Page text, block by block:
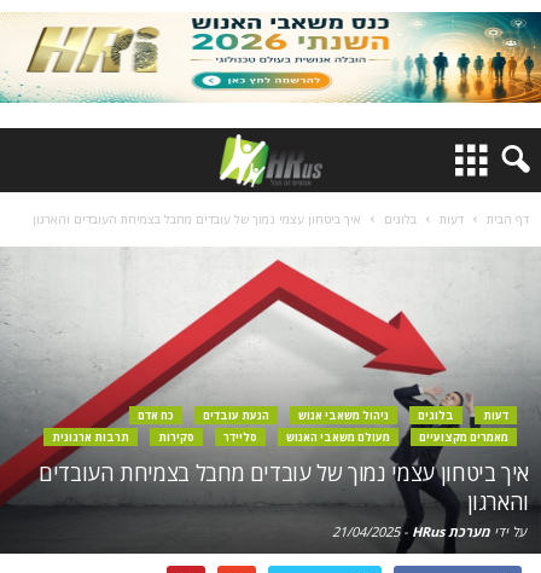
דף הבית דעות בלוגים איך ביטחון עצמי נמוך של עובדים מחבל בצמיחת העובדים והארגון
דעות בלוגים ניהול משאבי אנוש הנעת עובדים
כח אדם
מאמרים מקצועיים
מעולם משאבי האנוש סליידר סקירות תרבות ארגונית
איך ביטחון עצמי נמוך של עובדים מחבל בצמיחת העובדים
והארגון
על ידי מערכת HRus -
21/04/2025